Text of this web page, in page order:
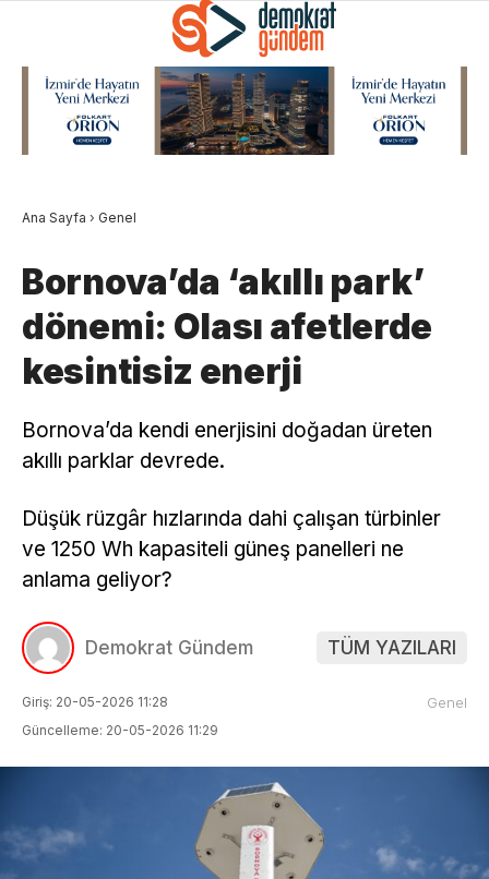
Ana Sayfa › Genel
Bornova’da ‘akıllı park’
dönemi: Olası afetlerde
kesintisiz enerji
Bornova’da kendi enerjisini doğadan üreten
akıllı parklar devrede.
Düşük rüzgâr hızlarında dahi çalışan türbinler
ve 1250 Wh kapasiteli güneş panelleri ne
anlama geliyor?
Demokrat Gündem TÜM YAZILARI
Giriş: 20-05-2026 11:28
Güncelleme: 20-05-2026 11:29
Genel